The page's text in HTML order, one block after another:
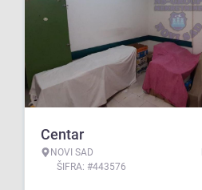
Centar
NOVI SAD
ŠIFRA: #443576